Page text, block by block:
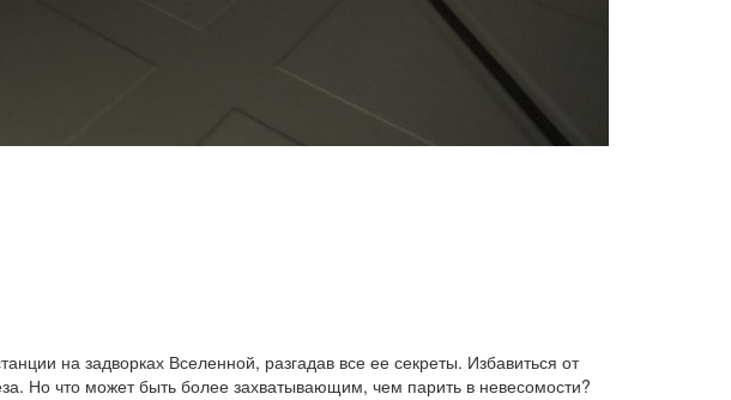
на задворках Вселенной, разгадав все ее секреты. Избавиться от
Но что может быть более захватывающим, чем парить в невесомости?